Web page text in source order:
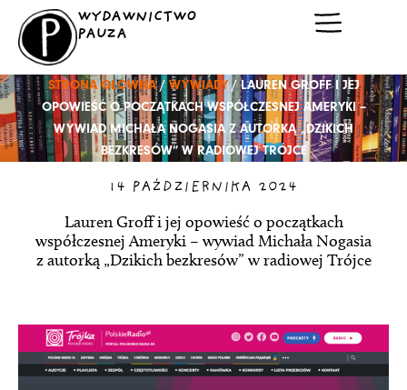
Przejdź
treści
WYDAWNICTWO
PAUZA
STRONA GŁÓWNA/ WYWIADY/ LAUREN GROFF I JEJ
OPOWIEŚĆ O POCZĄTKACH WSPÓŁCZESNEJ AMERYKI –
WYWIAD MICHAŁA NOGASIA Z AUTORKĄ „DZIKICH
BEZKRESÓW” W RADIOWEJ TRÓJCE
14 PAŹDZIERNIKA 2024
Lauren Groff i jej opowieść o początkach
współczesnej Ameryki – wywiad Michała Nogasia
z autorką „Dzikich bezkresów” w radiowej Trójce